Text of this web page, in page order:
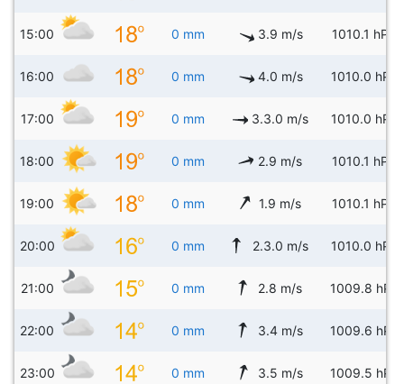
15:00 0 mm 3.9 m/s 1010.1 hPa
16:00 0 mm 4.0 m/s 1010.0 hPa
17:00 0 mm 3.3.0 m/s 1010.0 hPa
18:00 0 mm 2.9 m/s 1010.1 hPa
19:00 0 mm 1.9 m/s 1010.1 hPa
20:00 0 mm 2.3.0 m/s 1010.0 hPa
21:00 0 mm 2.8 m/s 1009.8 hPa
22:00 0 mm 3.4 m/s 1009.6 hPa
23:00 0 mm 3.5 m/s 1009.5 hPa